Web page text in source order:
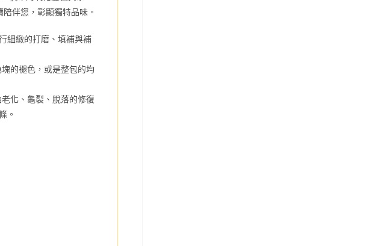
伴您，彰顯獨特品味。
細緻的打磨、填補與補
的褪色，或是整包的均
化、龜裂、脫落的修復
。